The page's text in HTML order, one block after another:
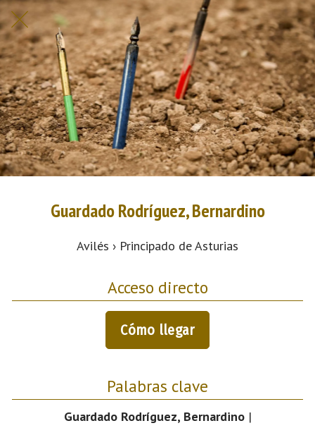
Guardado Rodríguez, Bernardino
Avilés › Principado de Asturias
Acceso directo
Cómo llegar
Palabras clave
Guardado Rodríguez, Bernardino|